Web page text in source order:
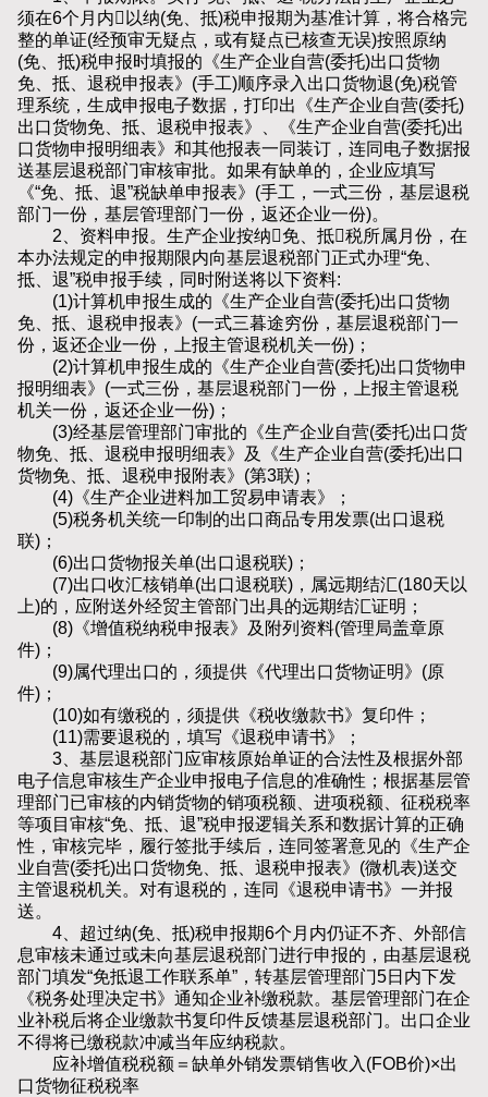
须在6个月内以纳(免、抵)税申报期为基准计算，将合格完
整的单证(经预审无疑点，或有疑点已核查无误)按照原纳
(免、抵)税申报时填报的《生产企业自营(委托)出口货物
免、抵、退税申报表》(手工)顺序录入出口货物退(免)税管
理系统，生成申报电子数据，打印出《生产企业自营(委托)
出口货物免、抵、退税申报表》、《生产企业自营(委托)出
口货物申报明细表》和其他报表一同装订，连同电子数据报
送基层退税部门审核审批。如果有缺单的，企业应填写
《“免、抵、退”税缺单申报表》(手工，一式三份，基层退税
部门一份，基层管理部门一份，返还企业一份)。
2、资料申报。生产企业按纳免、抵税所属月份，在
本办法规定的申报期限内向基层退税部门正式办理“免、
抵、退”税申报手续，同时附送将以下资料:
(1)计算机申报生成的《生产企业自营(委托)出口货物
免、抵、退税申报表》(一式三暮途穷份，基层退税部门一
份，返还企业一份，上报主管退税机关一份)；
(2)计算机申报生成的《生产企业自营(委托)出口货物申
报明细表》(一式三份，基层退税部门一份，上报主管退税
机关一份，返还企业一份)；
(3)经基层管理部门审批的《生产企业自营(委托)出口货
物免、抵、退税申报明细表》及《生产企业自营(委托)出口
货物免、抵、退税申报附表》(第3联)；
(4)《生产企业进料加工贸易申请表》；
(5)税务机关统一印制的出口商品专用发票(出口退税
联)；
(6)出口货物报关单(出口退税联)；
(7)出口收汇核销单(出口退税联)，属远期结汇(180天以
上)的，应附送外经贸主管部门出具的远期结汇证明；
(8)《增值税纳税申报表》及附列资料(管理局盖章原
件)；
(9)属代理出口的，须提供《代理出口货物证明》(原
件)；
(10)如有缴税的，须提供《税收缴款书》复印件；
(11)需要退税的，填写《退税申请书》；
3、基层退税部门应审核原始单证的合法性及根据外部
电子信息审核生产企业申报电子信息的准确性；根据基层管
理部门已审核的内销货物的销项税额、进项税额、征税税率
等项目审核“免、抵、退”税申报逻辑关系和数据计算的正确
性，审核完毕，履行签批手续后，连同签署意见的《生产企
业自营(委托)出口货物免、抵、退税申报表》(微机表)送交
主管退税机关。对有退税的，连同《退税申请书》一并报
送。
4、超过纳(免、抵)税申报期6个月内仍证不齐、外部信
息审核未通过或未向基层退税部门进行申报的，由基层退税
部门填发“免抵退工作联系单”，转基层管理部门5日内下发
《税务处理决定书》通知企业补缴税款。基层管理部门在企
业补税后将企业缴款书复印件反馈基层退税部门。出口企业
不得将已缴税款冲减当年应纳税款。
应补增值税税额＝缺单外销发票销售收入(FOB价)×出
口货物征税税率